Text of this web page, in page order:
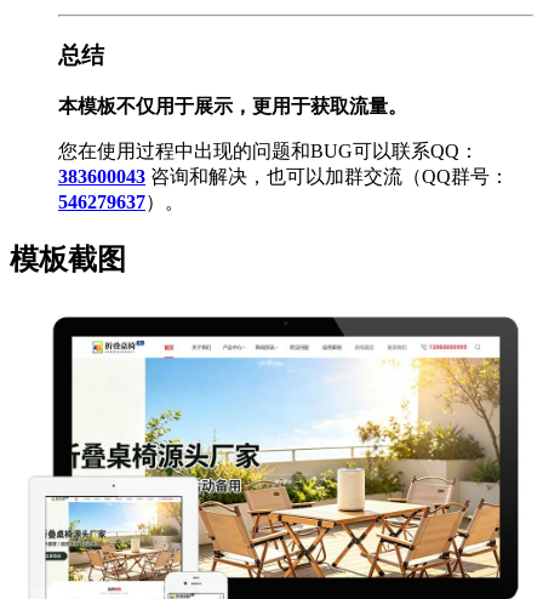
总结
本模板不仅用于展示，更用于获取流量。
您在使用过程中出现的问题和BUG可以联系QQ：
383600043 咨询和解决，也可以加群交流（QQ群号：
546279637）。
模板截图